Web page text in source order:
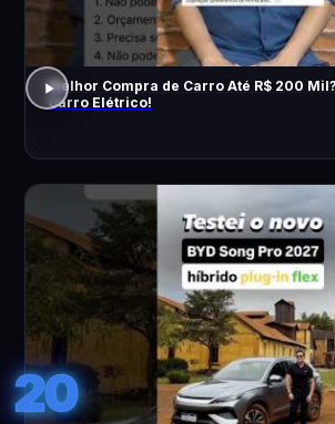
Melhor Compra de Carro Até R$ 200
Carro Elétrico!
20